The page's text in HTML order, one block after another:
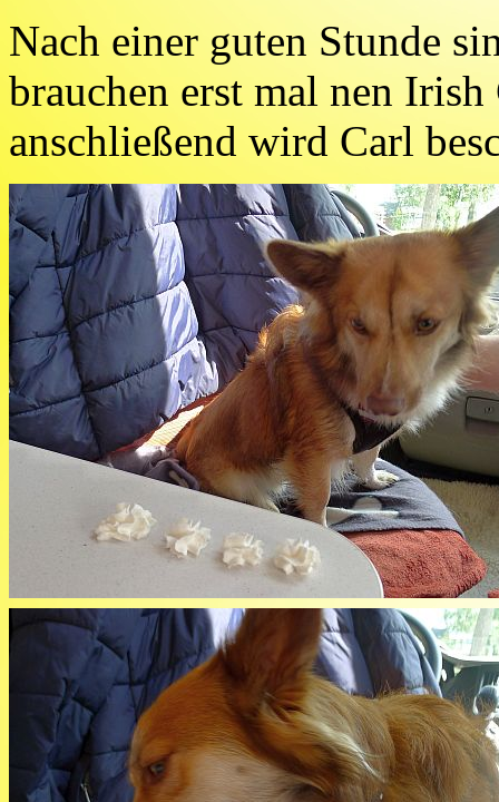
Nach einer guten Stunde
brauchen erst mal nen
anschließend wird Carl